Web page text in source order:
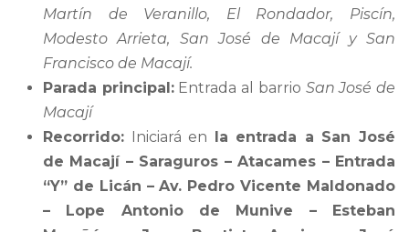
Martín de Veranillo, El Rondador, Piscín,
Modesto Arrieta, San José de Macají y San
Francisco de Macají.
Parada principal:Entrada al barrio San José de
Macají
Recorrido: Iniciará en
la entrada a San José
de Macají – Saraguros – Atacames – Entrada
“Y” de Licán – Av. Pedro Vicente Maldonado
– Lope Antonio de Munive – Esteban